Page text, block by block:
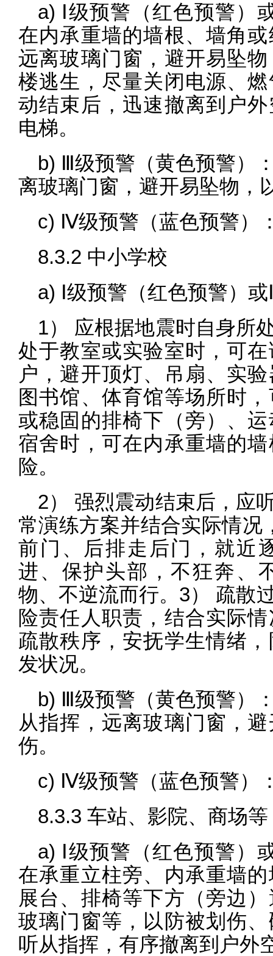
a) Ⅰ级预警（红色预警）
在内承重墙的墙根、墙角
远离玻璃门窗，避开易坠
楼逃生，尽量关闭电源、
动结束后，迅速撤离到户
电梯。
b) Ⅲ级预警（黄色预警）
离玻璃门窗，避开易坠物，
c) Ⅳ级预警（蓝色预警）
8.3.2 中小学校
a) Ⅰ级预警（红色预警）
1） 应根据地震时自身所
处于教室或实验室时，可
户，避开顶灯、吊扇、实
图书馆、体育馆等场所时
或稳固的排椅下（旁）、
宿舍时，可在内承重墙的
险。
2） 强烈震动结束后，应
常演练方案并结合实际情况
前门、后排走后门，就近
进、保护头部，不狂奔、
物、不逆流而行。3） 疏散
险责任人职责，结合实际
疏散秩序，安抚学生情绪
发状况。
b) Ⅲ级预警（黄色预警）
从指挥，远离玻璃门窗，
伤。
c) Ⅳ级预警（蓝色预警）
8.3.3 车站、影院、商场等
a) Ⅰ级预警（红色预警）
在承重立柱旁、内承重墙
展台、排椅等下方（旁边
玻璃门窗等，以防被划伤
听从指挥，有序撤离到户外